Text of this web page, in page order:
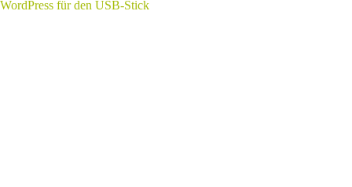
WordPress für den USB-Stick